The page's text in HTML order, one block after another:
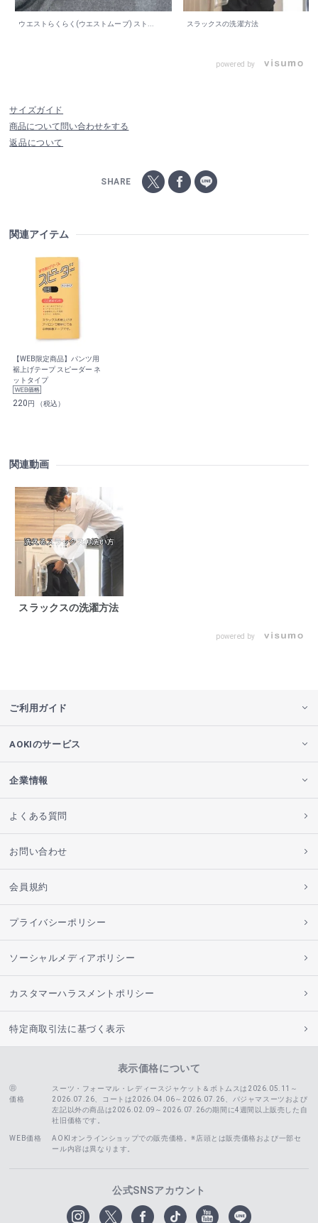
ウエストらくらく(ウエストムーブ) スト... スラックスの洗濯方法
powered by
サイズガイド
商品について問い合わせをする
返品について
SHARE
関連アイテム
【WEB限定商品】パンツ用
裾上げテープ スピーダー ネ
ットタイプ
220円 （税込）
関連動画
スラックスの洗濯方法
powered by
ご利用ガイド
AOKIのサービス
企業情報
よくある質問
お問い合わせ
会員規約
プライバシーポリシー
ソーシャルメディアポリシー
カスタマーハラスメントポリシー
特定商取引法に基づく表示
表示価格について
価格
スーツ・フォーマル・レディースジャケット＆ボトムスは2026.05.11～
2026.07.26、コートは2026.04.06～2026.07.26、 パジャマスーツおよび
左記以外の商品は2026.02.09～2026.07.26の期間に4週間以上販売した自
社旧価格です。
WEB価格
AOKIオンラインショップでの販売価格。※店頭とは販売価格および一部セ
ール内容は異なります。
公式SNSアカウント